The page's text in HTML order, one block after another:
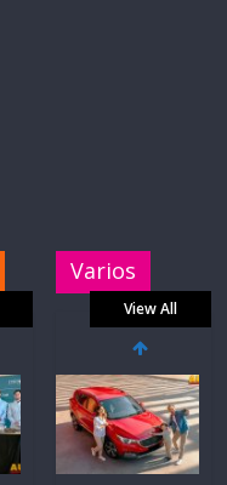
Varios
View All